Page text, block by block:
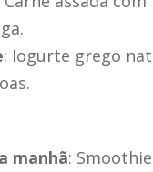
: Iogurte grego
manhã: